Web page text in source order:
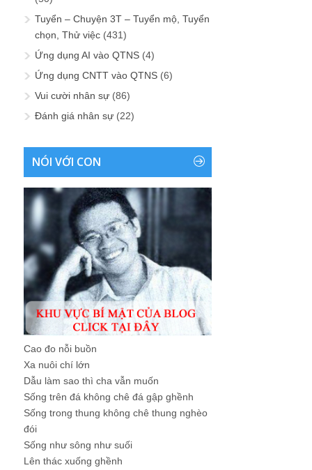
Tuyển – Chuyện 3T – Tuyển mộ, Tuyển
chọn, Thử việc (431)
Ứng dụng AI vào QTNS (4)
Ứng dụng CNTT vào QTNS (6)
Vui cười nhân sự (86)
Đánh giá nhân sự (22)
NÓI VỚI CON
Cao đo nỗi buồn
Xa nuôi chí lớn
Dẫu làm sao thì cha vẫn muốn
Sống trên đá không chê đá gập ghềnh
Sống trong thung không chê thung nghèo
đói
Sống như sông như suối
Lên thác xuống ghềnh